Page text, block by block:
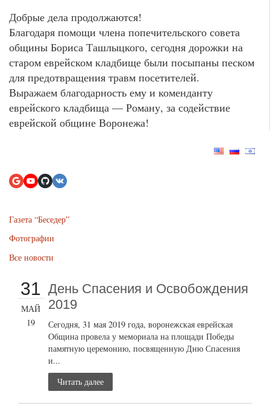
Добрые дела продолжаются!
Благодаря помощи члена попечительского совета
общины Бориса Ташлыцкого, сегодня дорожки на
старом еврейском кладбище были посыпаны песком
для предотвращения травм посетителей.
Выражаем благодарность ему и коменданту
еврейского кладбища — Роману, за содействие
еврейской общине Воронежа!
Газета “Беседер”
Фотографии
Все новости
31
МАЙ
19
День Спасения и Освобождения
2019
Сегодня, 31 мая 2019 года, воронежская еврейская
Община провела у мемориала на площади Победы
памятную церемонию, посвященную Дню Спасения
и...
Читать далее